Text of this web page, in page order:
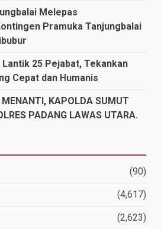
Melepas
Pramuka Tanjungbalai
25 Pejabat, Tekankan
Cepat dan Humanis
KAPOLDA SUMUT
PADANG LAWAS UTARA.
(90)
(4,617)
(2,623)